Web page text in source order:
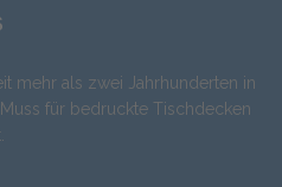
mehr als zwei Jahrhunderten in
für bedruckte Tischdecken